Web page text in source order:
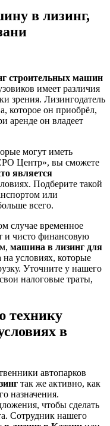
в лизинг,
строительных машин
имеет различия
зрения. Лизингодатель
которое он приобрёл,
аренде он владеет
могут иметь
Центр», вы сможете
является
Подберите такой
или
всего.
случае временное
и чисто финансовую
машина в лизинг для
условиях, которые
Уточните у нашего
налоговые траты,
технику
в
автопарков
так же активно, как
назначения.
чтобы сделать
Сотрудник нашего